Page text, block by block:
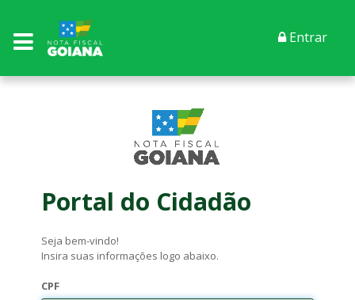
Entrar
Portal do Cidadão
Seja bem-vindo!
Insira suas informações logo abaixo.
CPF